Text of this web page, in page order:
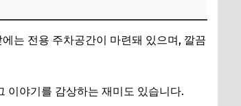
는 전용 주차공간이 마련돼 있으며, 깔끔
이야기를 감상하는 재미도 있습니다.